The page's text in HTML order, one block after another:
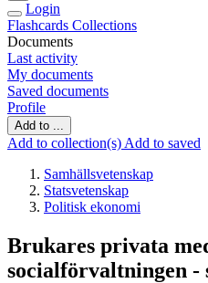
Login
Flashcards Collections
Documents
Last activity
My documents
Saved documents
Profile
Add to ...
Add to collection(s) Add to saved
Samhällsvetenskap
Statsvetenskap
Politisk ekonomi
Brukares privata
socialförvaltningen -